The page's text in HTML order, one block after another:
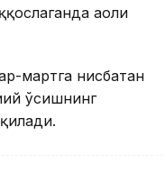
аҳоли
мартга нисбатан
ўсишнинг